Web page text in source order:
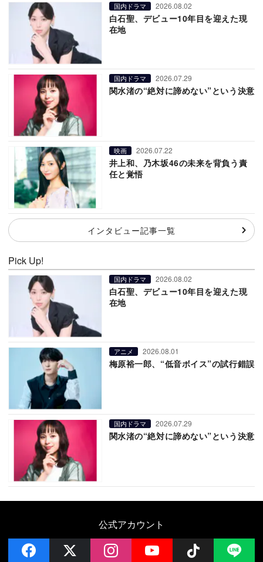
国内ドラマ 2026.08.02
白石聖、デビュー10年目を迎えた現
在地
国内ドラマ 2026.07.29
関水渚の“絶対に諦めない”という決意
映画 2026.07.22
井上和、乃木坂46の未来を背負う責
任と覚悟
インタビュー記事一覧
Pick Up!
国内ドラマ 2026.08.02
白石聖、デビュー10年目を迎えた現
在地
アニメ 2026.08.01
梅原裕一郎、“低音ボイス”の試行錯誤
国内ドラマ 2026.07.29
関水渚の“絶対に諦めない”という決意
公式アカウント
facebook instagramYouTube Follow